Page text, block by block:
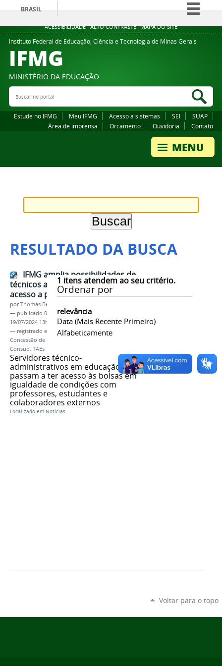
ACESSIBILIDADE ALTO CONTRASTE MAPA DO SITE
BRASIL
Simplifique!
Comunica BR
Legislação
Instituto Federal de Educação, Ciência e Tecnologia de Minas Gerais
IFMG
MINISTÉRIO DA EDUCAÇÃO
Buscar no portal
Estude no IFMG Meu IFMG Acesso a sistemas SEI
SUAP
Área de imprensa
Orcamento Ouvidoria Contato
RESULTADO DA BUSCA
1 itens atendem ao seu critério.
Ordenar por
relevância
Data (mais Recente Primeiro)
Alfabeticamente
IFMG amplia possibilidades de
técnicos administrativos terem
acesso a programa de bolsas
porThomás Bertozzi de Oliveira e Sousa Leão
— publicado 09/07/2024—última modificação
19/07/2024 13h29
— registrado em:
Programa Institucional de
Concessão de Bolsas
Consup, TAEs
Servidores técnico-
administrativos em educação
passam a ter acesso às bolsas em
igualdade de condições com
professores, estudantes e
colaboradores externos
Localizado em Notícias
Voltar para o topo